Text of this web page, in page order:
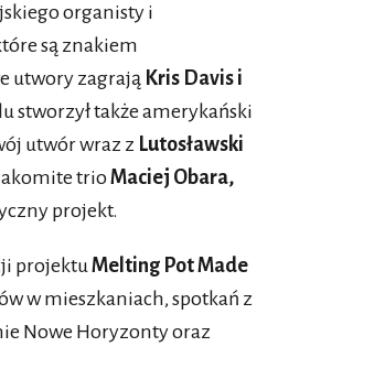
organisty i
są znakiem
utwory zagrają Kris Davis i
stworzył także amerykański
utwór wraz z Lutosławski
trioMaciej Obara,
projekt.
projektuMelting Pot Made
w mieszkaniach, spotkań z
Nowe Horyzonty oraz